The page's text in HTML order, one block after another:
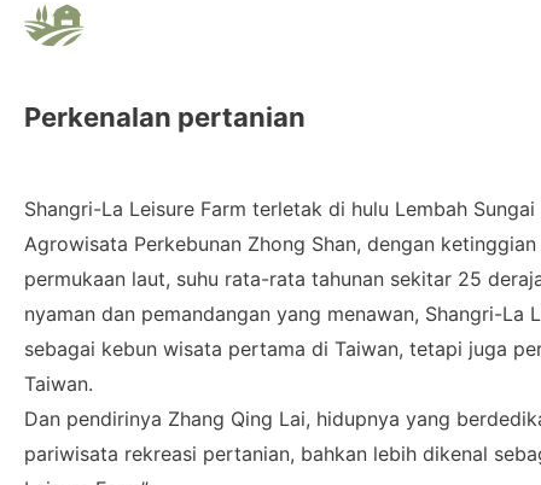
Perkenalan pertanian
Shangri-La Leisure Farm terletak di hulu Lembah
Agrowisata Perkebunan Zhong Shan, dengan
permukaan laut, suhu rata-rata tahunan sekitar 25
nyaman dan pemandangan yang menawan, Shangri-La
sebagai kebun wisata pertama di Taiwan, tetapi juga
Taiwan.
Dan pendirinya Zhang Qing Lai, hidupnya yang
pariwisata rekreasi pertanian, bahkan lebih dikenal